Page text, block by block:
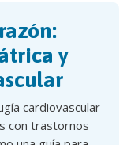
y
cardiovascular
con trastornos